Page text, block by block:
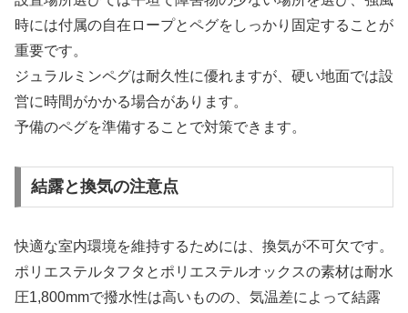
時には付属の自在ロープとペグをしっかり固定することが
重要です。
ジュラルミンペグは耐久性に優れますが、硬い地面では設
営に時間がかかる場合があります。
予備のペグを準備することで対策できます。
結露と換気の注意点
快適な室内環境を維持するためには、換気が不可欠です。
ポリエステルタフタとポリエステルオックスの素材は耐水
圧1,800mmで撥水性は高いものの、気温差によって結露